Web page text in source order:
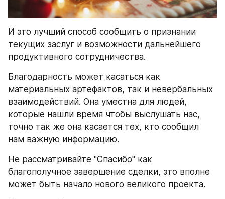
И это лучший способ сообщить о признании
текущих заслуг и возможности дальнейшего
продуктивного сотрудничества.
Благодарность может касаться как
материальных артефактов, так и невербальных
взаимодействий. Она уместна для людей,
которые нашли время чтобы выслушать нас,
точно так же она касается тех, кто сообщил
нам важную информацию.
Не рассматривайте "Спасибо" как
благополучное завершение сделки, это вполне
может быть начало нового великого проекта.